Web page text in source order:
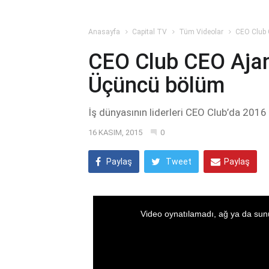
Anasayfa Capital TV Tüm Videolar CEO
CEO Club CEO
Üçüncü bölüm
İş dünyasının liderleri CEO Club’da
16 KASIM, 2015 0
Paylaş Tweet Paylaş